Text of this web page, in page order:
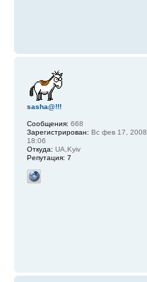
sasha@!!!
Сообщения: 668
Зарегистрирован: Вс фев 17, 2008
18:06
Откуда: UA,Kyiv
Репутация: 7